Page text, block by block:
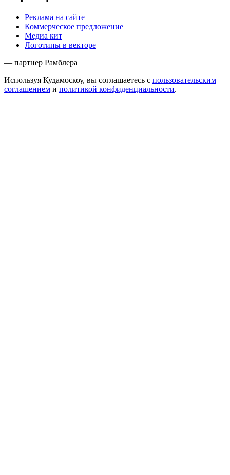
Реклама на сайте
Коммерческое предложение
Медиа кит
Логотипы в векторе
— партнер Рамблера
Используя Кудамоскоу, вы соглашаетесь с пользовательским
соглашением и политикой конфиденциальности.